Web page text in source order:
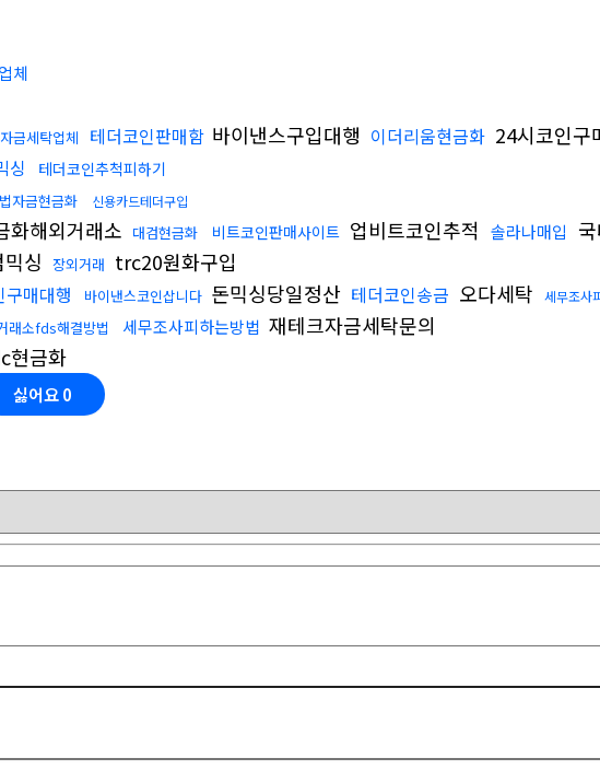
체
자금세탁업체 테더코인판매함 바이낸스구입대행 이더리움현금화 24시코인구
싱 테더코인추척피하기
자금현금화 신용카드테더구입
화해외거래소 대검현금화 비트코인판매사이트 업비트코인추적 솔라나매입
싱 장외거래 trc20원화구입
구매대행 바이낸스코인삽니다 돈믹싱당일정산 테더코인송금 오다세탁 세무조사
래소fds해결방법 세무조사피하는방법 재테크자금세탁문의
현금화
싫어요0